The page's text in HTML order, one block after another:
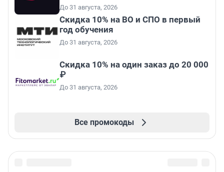
До 31 августа, 2026
Скидка 10% на ВО и СПО в первый
год обучения
До 31 августа, 2026
Скидка 10% на один заказ до 20 000
₽
До 31 августа, 2026
Все промокоды